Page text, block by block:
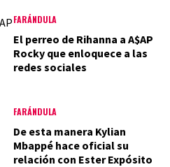
FARÁNDULA
El perreo de Rihanna a A$AP
Rocky que enloquece a las
redes sociales
FARÁNDULA
De esta manera Kylian
Mbappé hace oficial su
relación con Ester Expósito